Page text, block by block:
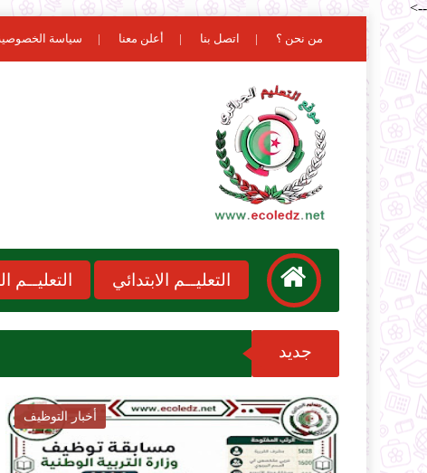
-->
من نحن ؟ اتصل بنا أعلن معنا سياسة
التعليــم الابتدائي
جديد
أخبار التربية